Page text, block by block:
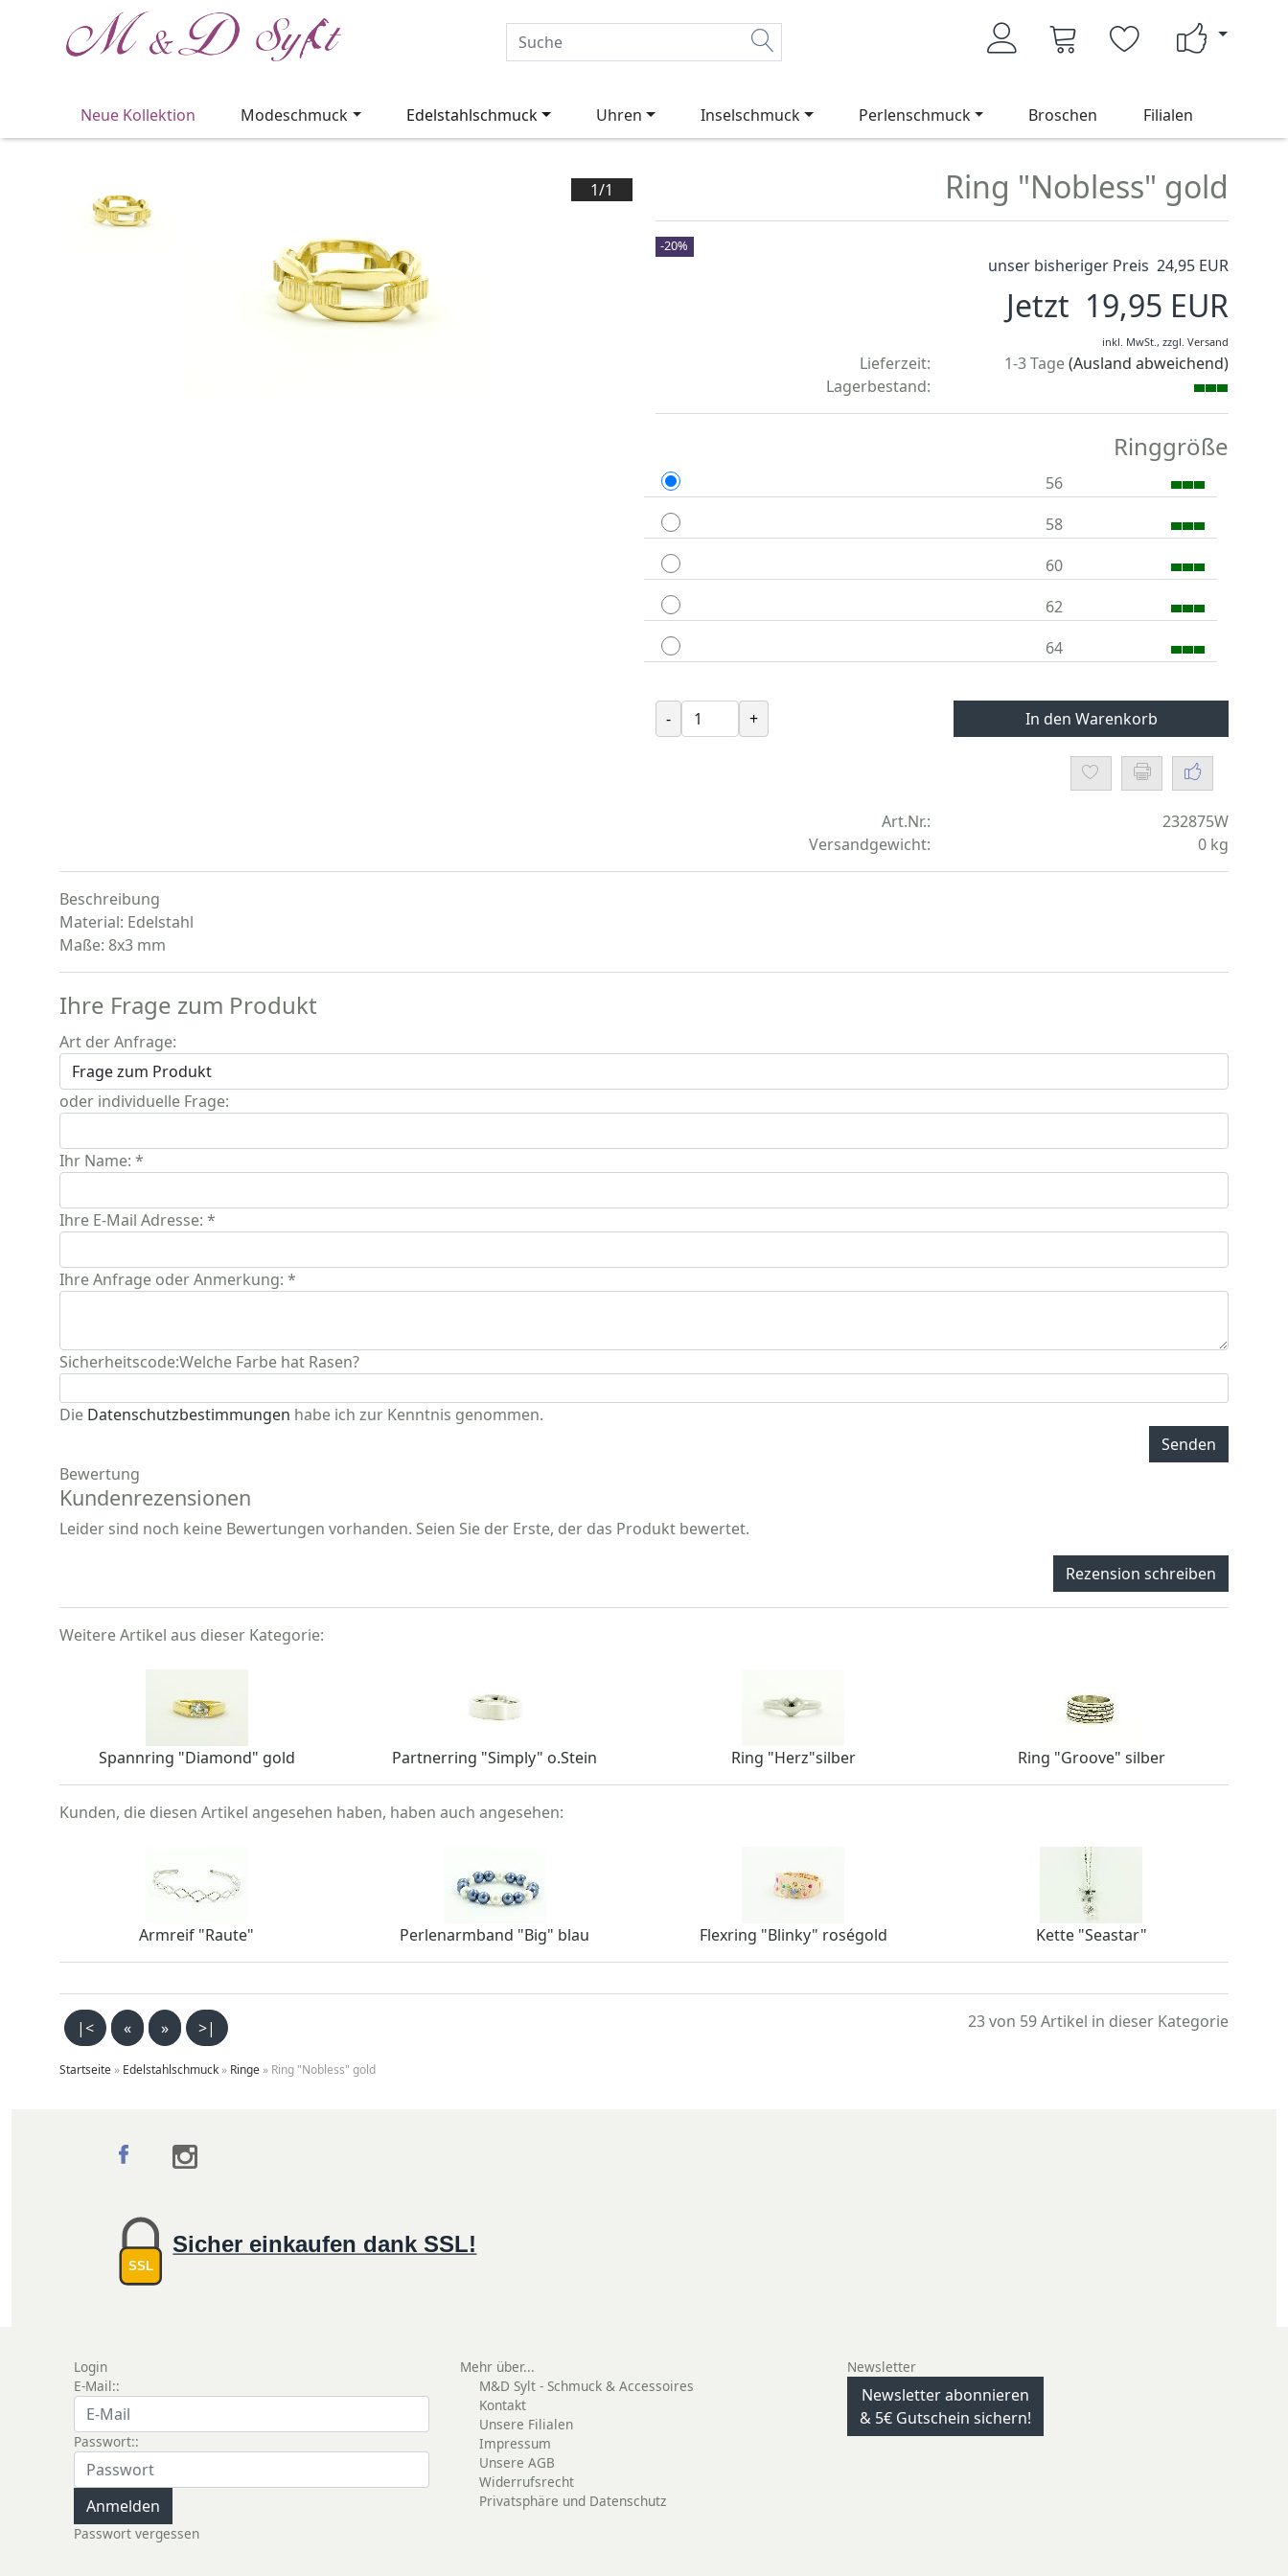
Neue Kollektion Modeschmuck Edelstahlschmuck Uhren Inselschmuck Perlenschmuck Broschen Filialen
1/1 Ring "Nobless" gold
unser bisheriger Preis 24,95 EUR
Jetzt 19,95 EUR
-20%
inkl. MwSt., zzgl.Versand
Lieferzeit: 1-3 Tage(Ausland abweichend)
Lagerbestand:
Ringgröße
56
58
60
62
64
- + In den Warenkorb
Art.Nr.:
232875W
Versandgewicht:
0 kg
Beschreibung
Material: Edelstahl
Maße: 8x3 mm
Ihre Frage zum Produkt
Art der Anfrage:
oder individuelle Frage:
Ihr Name: *
Ihre E-Mail Adresse: *
Ihre Anfrage oder Anmerkung: *
Sicherheitscode:Welche Farbe hat Rasen?
Die Datenschutzbestimmungen habe ich zur Kenntnis genommen.
Senden
Bewertung
Kundenrezensionen
Leider sind noch keine Bewertungen vorhanden. Seien Sie der Erste, der das Produkt bewertet.
Rezension schreiben
Weitere Artikel aus dieser Kategorie:
Spannring "Diamond" gold Partnerring "Simply" o.Stein Ring "Herz"silber Ring "Groove" silber
Kunden, die diesen Artikel angesehen haben, haben auch angesehen:
Armreif "Raute" Perlenarmband "Big" blau Flexring "Blinky" roségold Kette "Seastar"
|< « » >| 23 von 59Artikel in dieser Kategorie
Startseite» Edelstahlschmuck» Ringe» Ring "Nobless" gold
SSL
Sicher einkaufen dank SSL!
Login
E-Mail::
Passwort::
Passwort vergessen
Mehr über...
M&D Sylt - Schmuck & Accessoires
Kontakt
Unsere Filialen
Impressum
Unsere AGB
Widerrufsrecht
Privatsphäre und Datenschutz
Newsletter
Newsletter abonnieren
& 5€ Gutschein sichern!